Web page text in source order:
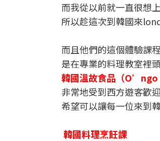
而我從以前就一直很想
所以趁這次到韓國來
而且他們的這個體驗課程
是在專業的料理教室裡
韓國溫故食品（
非常地受到西方遊客歡迎
希望可以讓每一位來到
韓國料理烹飪課